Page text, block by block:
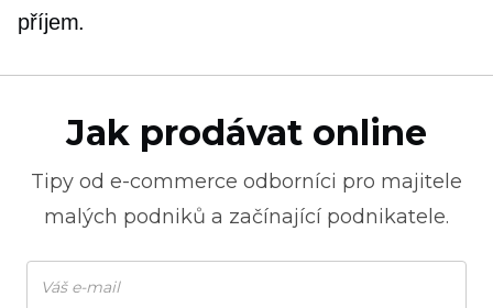
příjem.
Jak prodávat online
Tipy od e-commerce odborníci pro majitele
malých podniků a začínající podnikatele.